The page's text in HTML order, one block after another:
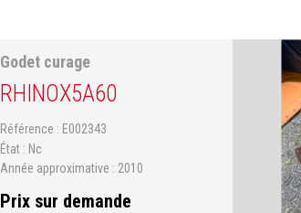
Godet curage
RHINOX5A60
Référence
E002343
État
Nc
Année approximative
2010
Prix sur demande